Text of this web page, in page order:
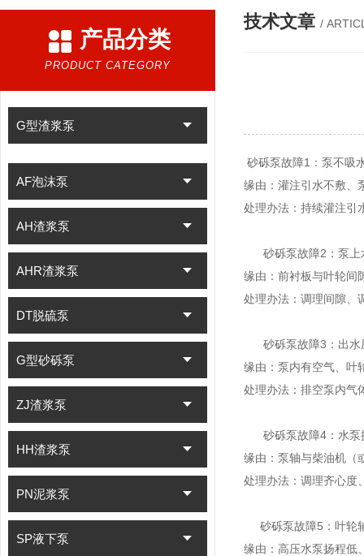
产品分类
PRODUCT CATEGORY
G型渣浆泵
AF泡沫泵
AH渣浆泵
AHR渣浆泵
DT脱硫泵
G型砂砾泵
ZJ渣浆泵
HH渣浆泵
PN泥浆泵
SP液下泵
技术文章 /
砂砾泵故障1：泵不吸
缘由：灌注引水不敷、
处理办法：持续灌注引
砂砾泵故障2：泵上
缘由：前衬板与叶轮间
处理办法：调理间隙、
砂砾泵故障3：出水
缘由：泵内有空气、叶
处理办法：排空泵内气
砂砾泵故障4：水泵
缘由：泵轴与柴油机（
处理办法：调理齐心度
砂砾泵故障5：叶轮
缘由：高压水泵扬程低